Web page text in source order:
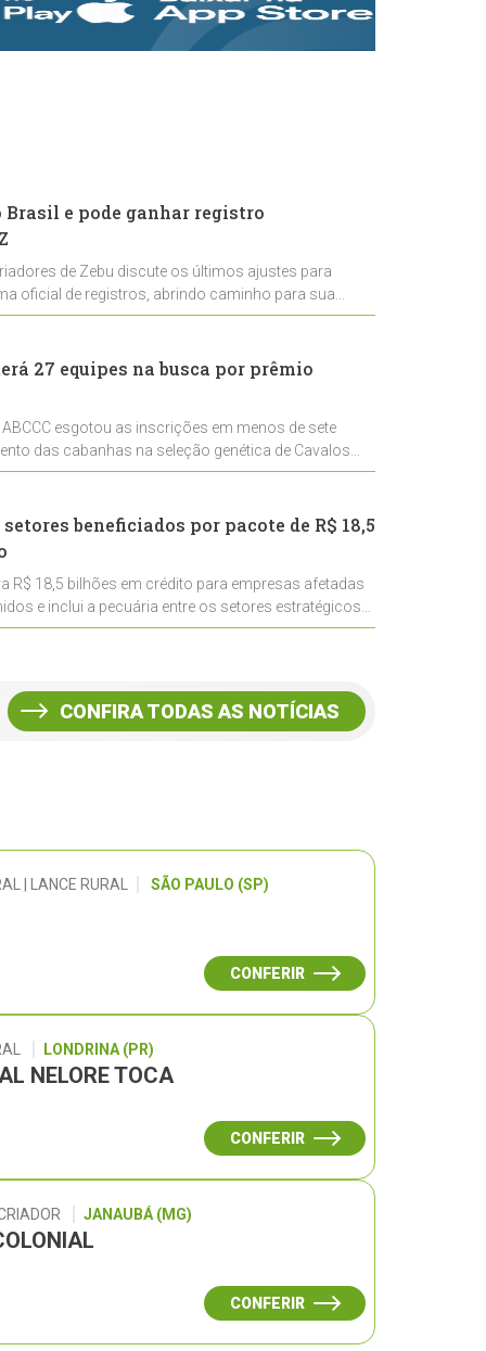
rastreabilidade e
rigor técnico para
Brasil e pode ganhar registro
de Zebu discute os últimos ajustes para
oficial de registros, abrindo caminho para sua
27 equipes na busca por prêmio
esgotou as inscrições em menos de sete
das cabanhas na seleção genética de Cavalos
beneficiados por pacote de R$ 18,5
R$ 18,5 bilhões em crédito para empresas afetadas
e inclui a pecuária entre os setores estratégicos
CONFIRA TODAS AS NOTÍCIAS
| LANCE RURAL SÃO PAULO (SP)
CONFERIR
LONDRINA (PR)
NELORE TOCA
CONFERIR
JANAUBÁ (MG)
CONFERIR